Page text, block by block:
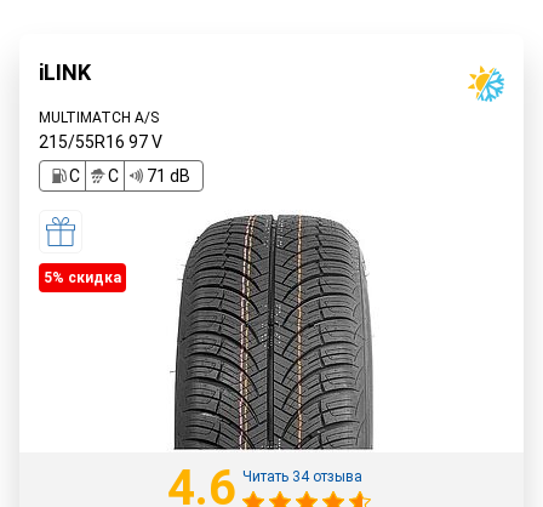
iLINK
MULTIMATCH A/S
215/55R16 97V
C
C 71 dB
5% cкидка
4.6 Читать 34 отзыва